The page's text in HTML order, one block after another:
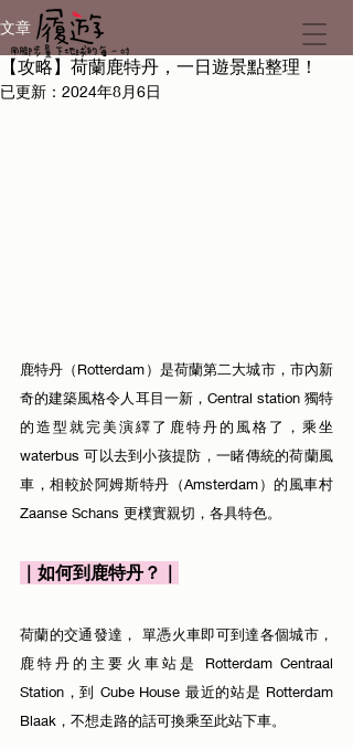
文章
【攻略】荷蘭鹿特丹，一日遊景點整理！
已更新： 2024年8月6日
鹿特丹（Rotterdam）是荷蘭第二大城市，市內新
奇的建築風格令人耳目一新，Central station 獨特
的造型就完美演繹了鹿特丹的風格了，乘坐
waterbus 可以去到小孩提防，一睹傳統的荷蘭風
車，相較於阿姆斯特丹（Amsterdam）的風車村
Zaanse Schans 更樸實親切，各具特色。
｜如何到鹿特丹？｜
荷蘭的交通發達， 單憑火車即可到達各個城市，
鹿特丹的主要火車站是 Rotterdam Centraal
Station，到 Cube House 最近的站是 Rotterdam
Blaak，不想走路的話可換乘至此站下車。